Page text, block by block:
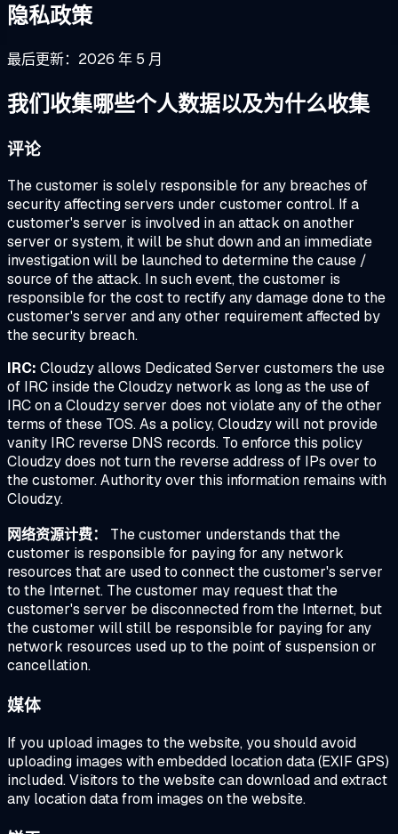
隐私政策
最后更新：2026 年 5 月
我们收集哪些个人数据以及为什么收集
评论
The customer is solely responsible for any breaches of
security affecting servers under customer control. If a
customer's server is involved in an attack on another
server or system, it will be shut down and an immediate
investigation will be launched to determine the cause /
source of the attack. In such event, the customer is
responsible for the cost to rectify any damage done to the
customer's server and any other requirement affected by
the security breach.
IRC: Cloudzy allows Dedicated Server customers the use
of IRC inside the Cloudzy network as long as the use of
IRC on a Cloudzy server does not violate any of the other
terms of these TOS. As a policy, Cloudzy will not provide
vanity IRC reverse DNS records. To enforce this policy
Cloudzy does not turn the reverse address of IPs over to
the customer. Authority over this information remains with
Cloudzy.
网络资源计费：
The customer understands that the
customer is responsible for paying for any network
resources that are used to connect the customer's server
to the Internet. The customer may request that the
customer's server be disconnected from the Internet, but
the customer will still be responsible for paying for any
network resources used up to the point of suspension or
cancellation.
媒体
If you upload images to the website, you should avoid
uploading images with embedded location data (EXIF GPS)
included. Visitors to the website can download and extract
any location data from images on the website.